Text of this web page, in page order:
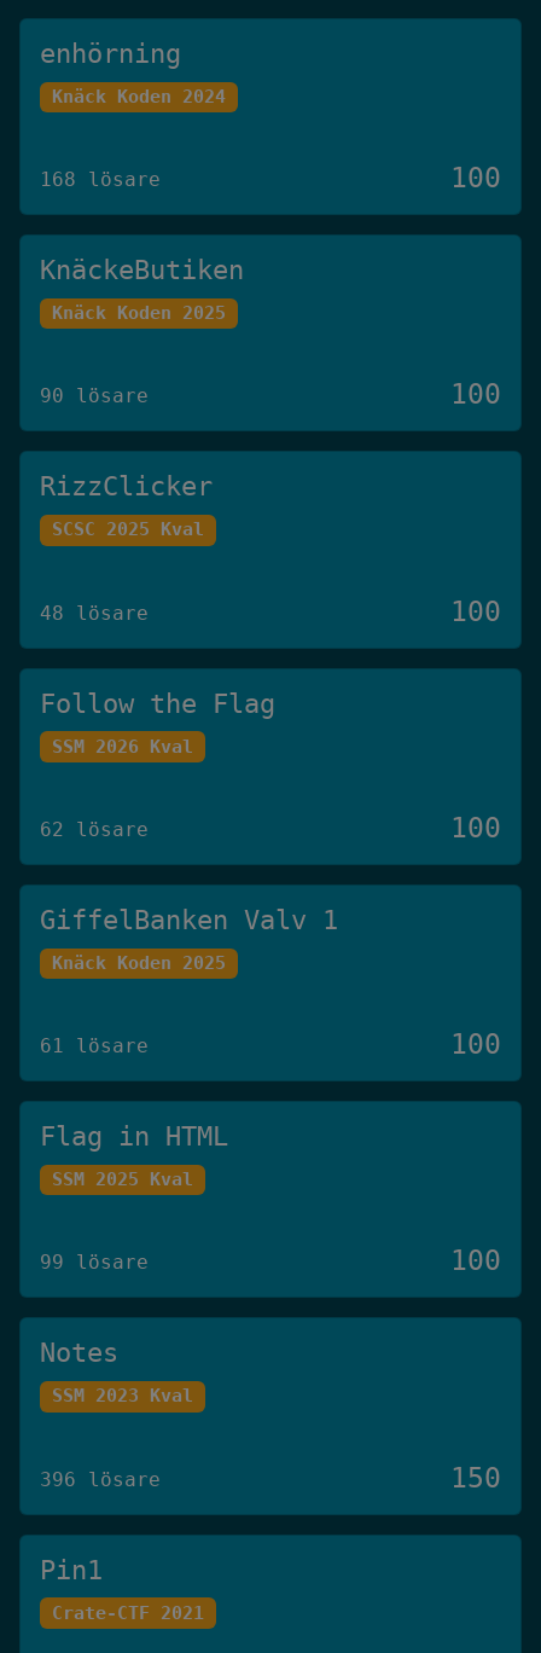
enhörning
Knäck Koden 2024
168 lösare 100
KnäckeButiken
Knäck Koden 2025
90 lösare 100
RizzClicker
SCSC 2025 Kval
48 lösare 100
Follow the Flag
SSM 2026 Kval
62 lösare 100
GiffelBanken Valv 1
Knäck Koden 2025
61 lösare 100
Flag in HTML
SSM 2025 Kval
99 lösare 100
Notes
SSM 2023 Kval
396 lösare 150
Pin1
Crate-CTF 2021